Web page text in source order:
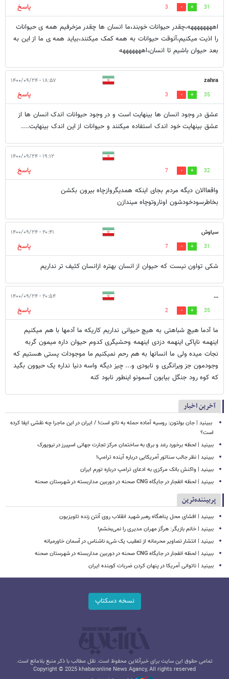
31
3
پاسخ
اههههههههه،چقدر حیوانات خوبند،ما انسان ها چقدر مزخرفیم همه ی حیوانات
را اذیت میکنیم،آنوقت حیوانات به همه کمک میکنند،بیاید همه ی ما از این به
بعد حیوان باشیم تا انسان،اهههههههه
zahra ۱۸:۵۷ - ۱۴۰۰/۰۹/۲۴
35
3
پاسخ
عشق در وجود انسان ها بینهایت است و در وجود حیوانات اندک انسان ها از
عشق بینهایت خود اندک استفاده میکنند و حیوانات از این اندک بینهایت....
۱۹:۱۲ - ۱۴۰۰/۰۹/۲۴
32
7
پاسخ
واقعاالان دیگه مردم بجای اینکه همدیگروازچاه بیرون بکشن
بخاطرسودخودشون اوناروتوچاه میندازن
سیاوش ۲۰:۴۱ - ۱۴۰۰/۰۹/۲۴
31
7
پاسخ
شکی تواون نیست که حیوان از انسان بهتره ازانسان کثیف تر نداریم
... ۲۰:۵۴ - ۱۴۰۰/۰۹/۲۴
35
2
پاسخ
ما آدما هیچ شباهتی به هیچ حیوانی نداریم کاریکه ما آدمها با هم میکنیم
اینهمه ناپاکی اینهمه دزدی اینهمه وحشیگری کدوم حیوان داره میمون گربه
نجات میده ولی ما انسانها به هم رحم نمیکنیم ما موجودات پستی هستیم که
وجودمون جز ویرانگری و نابودی و... چیز دیگه واسه دنیا نداره یک حیوون بگید
که کوه رود جنگل بیابون آسمونو اینطور نابود کنه
آخرین اخبار
‏ ببینید | جان بولتون: روسیه آماده حمله به ناتو است! / ایران در این ماجرا چه نقشی ایفا کرده
است؟
ببینید | لحظه برخورد رعد و برق به ساختمان مرکز تجارت جهانی اسپیرز در نیویورک
ببینید | نظر جالب سناتور آمریکایی درباره آینده ترامپ!
ببینید | واکنش بانک مرکزی به ادعای ترامپ درباره تورم ایران
ببینید | لحظه انفجار در جایگاه CNG صحنه در دوربین مداربسته در شهرستان صحنه
پربیننده‌ترین
ببینید | افشای محل پناهگاه‌ رهبر شهید انقلاب روی آنتن زنده تلویزیون
ببینید | خانم بازیگر: هرگز مهران مدیری را نمی‌بخشم!
ببینید | انتشار تصاویر محرمانه از تعقیب یک شیء ناشناس در آسمان خاورمیانه
ببینید | لحظه انفجار در جایگاه CNG صحنه در دوربین مداربسته در شهرستان صحنه
‏ببینید | ناتوانی آمریکا در پنهان کردن ضربات کوبنده ایران
نسخه دسکتاپ
تمامی حقوق این سایت برای خبرآنلاین محفوظ است. نقل مطالب با ذکر منبع بلامانع است.
Copyright © 2025 khabaronline News Agancy, All rights reserved